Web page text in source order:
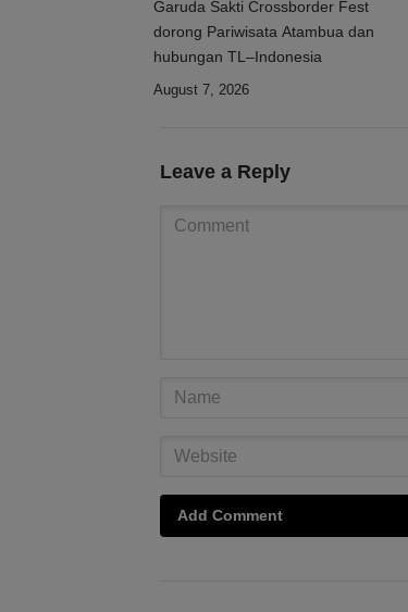
Garuda Sakti Crossborder Fest
dorong Pariwisata Atambua dan
August 7, 2026
Leave a Reply
Add Comment